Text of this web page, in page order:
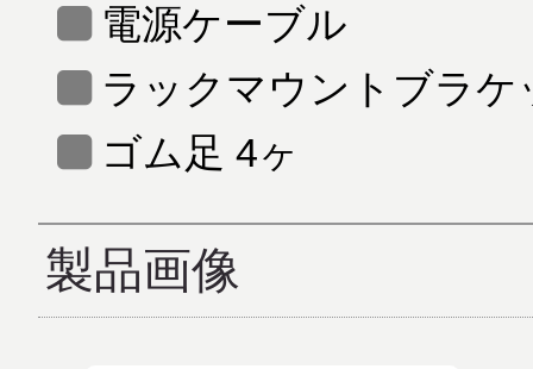
電源ケーブル
ラックマウントブラケ
ゴム足 4ヶ
製品画像